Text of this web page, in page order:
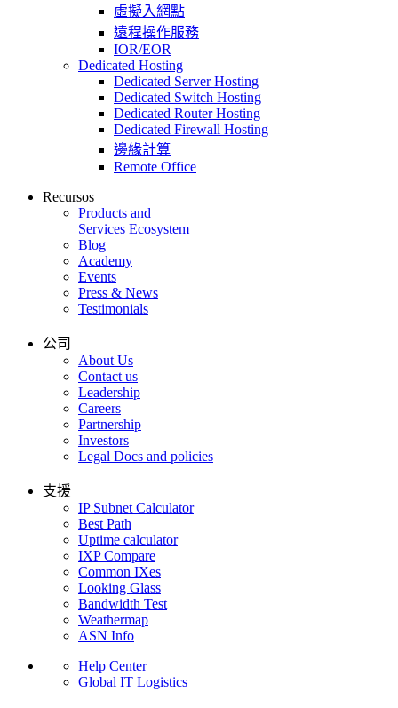
虛擬入網點
遠程操作服務
IOR/EOR
Dedicated Hosting
Dedicated Server Hosting
Dedicated Switch Hosting
Dedicated Router Hosting
Dedicated Firewall Hosting
邊緣計算
Remote Office
Recursos
Products and
Services Ecosystem
Blog
Academy
Events
Press & News
Testimonials
公司
About Us
Contact us
Leadership
Careers
Partnership
Investors
Legal Docs and policies
支援
IP Subnet Calculator
Best Path
Uptime calculator
IXP Compare
Common IXes
Looking Glass
Bandwidth Test
Weathermap
ASN Info
Help Center
Global IT Logistics